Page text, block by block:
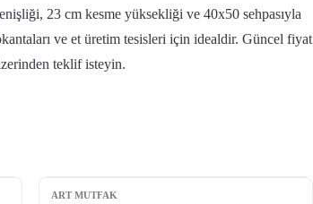
23 cm kesme yüksekliği ve 40x50 sehpasıyla
ve et üretim tesisleri için idealdir. Güncel fiyat
teklif isteyin.
ART MUTFAK